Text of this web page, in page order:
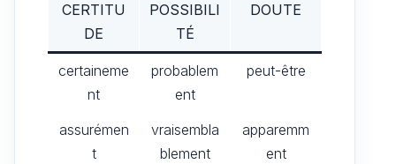
CERTITU
DE
POSSIBILI
TÉ
DOUTE
certaineme
nt
probablem
ent
peut-être
assurémen
t
vraisembla
blement
apparemm
ent